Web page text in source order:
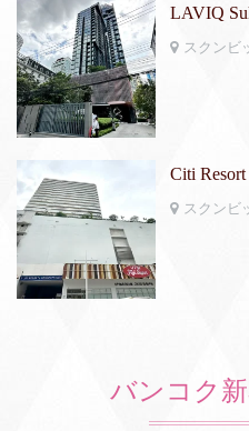
LAVIQ
スクンビ
Citi
スクンビ
バンコク